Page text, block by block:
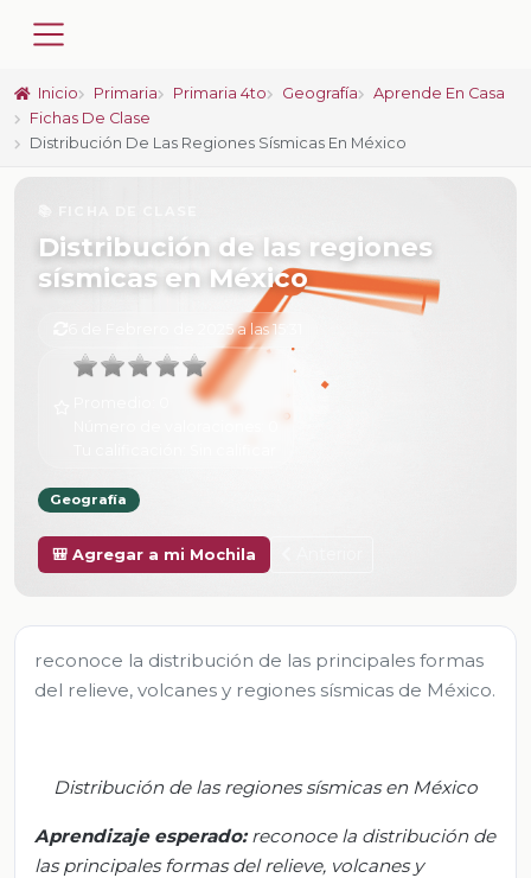
Inicio Primaria Primaria 4to Geografía
Aprende En Casa
Fichas De Clase
Distribución De Las Regiones Sísmicas En México
Distribución de las regiones
sísmicas en México
6 de Febrero de 2025 a las 15:31
Geografía
🎒 Agregar a mi Mochila
reconoce la distribución de las principales formas
del relieve, volcanes y regiones sísmicas de México.
Distribución de las regiones sísmicas en México
Aprendizaje esperado:reconoce la distribución de
las principales formas del relieve, volcanes y